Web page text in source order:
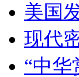
美国
现代
“中